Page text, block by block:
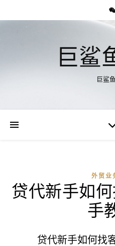
巨鲨
巨鲨
外贸业
贷代新手如
手
贷代新手如何找